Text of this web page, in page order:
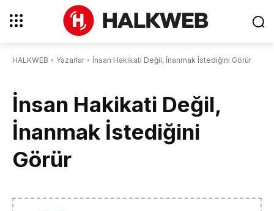
HALKWEB Yazarlar İnsan Hakikati Değil, İnanmak İstediğini Görür
İnsan Hakikati Değil,
İnanmak İstediğini
Görür